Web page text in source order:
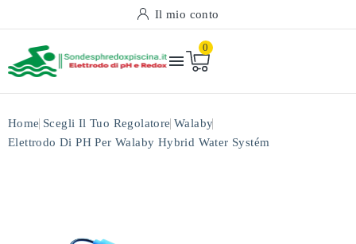
Il mio conto

0
Home Scegli Il Tuo Regolatore Walaby
Elettrodo Di PH Per Walaby Hybrid Water Systém